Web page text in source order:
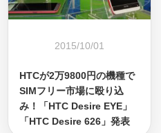
2015/10/01
HTCが2万9800円の機種で
SIMフリー市場に殴り込
み！「HTC Desire EYE」
「HTC Desire 626」発表